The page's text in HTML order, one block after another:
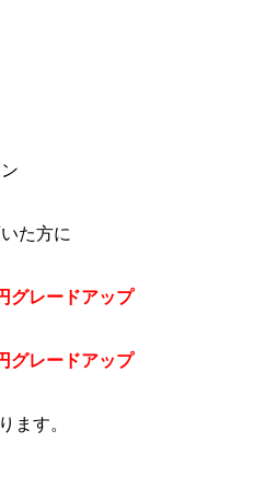
た方に
グレードアップ
グレードアップ
す。